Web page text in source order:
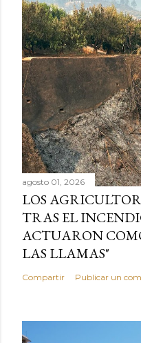
agosto 01, 2026
LOS
TRAS EL
ACTUARON
LAS LLAMAS"
Compartir Publicar un